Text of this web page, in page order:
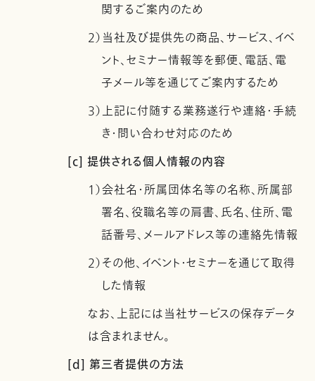
関するご案内のため
2）当社及び提供先の商品、サービス、イベ
ント、セミナー情報等を郵便、電話、電
子メール等を通じてご案内するため
3）上記に付随する業務遂行や連絡・手続
き・問い合わせ対応のため
[c] 提供される個人情報の内容
1）会社名・所属団体名等の名称、所属部
署名、役職名等の肩書、氏名、住所、電
話番号、メールアドレス等の連絡先情報
2）その他、イベント・セミナーを通じて取得
した情報
なお、上記には当社サービスの保存データ
は含まれません。
[d] 第三者提供の方法